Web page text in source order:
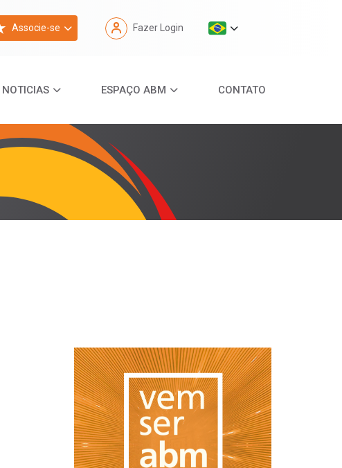
Associe-se Fazer Login
NOTICIAS ESPAÇO ABM CONTATO